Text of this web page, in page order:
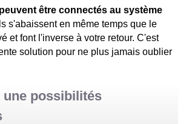
peuvent être connectés au système
s'abaissent en même temps que le
et font l'inverse à votre retour. C'est
solution pour ne plus jamais oublier
une possibilités